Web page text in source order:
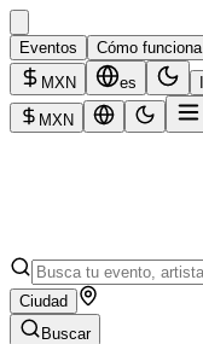
Eventos Cómo funciona
MXN
es
MXN
Ciudad
Buscar